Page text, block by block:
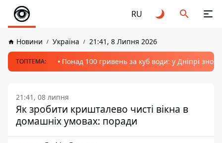
RU
Новини Україна 21:41, 8 Липня 2026
ТОПТЕМА: Понад 100 гривень за куб води: у Дніпрі
21:41, 08 липня
Як зробити кришталево чисті вікна в
домашніх умовах: поради